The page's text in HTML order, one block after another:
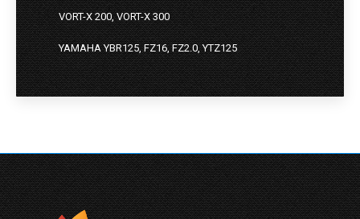
VORT-X 200, VORT-X 300
YAMAHA YBR125, FZ16, FZ2.0, YTZ125